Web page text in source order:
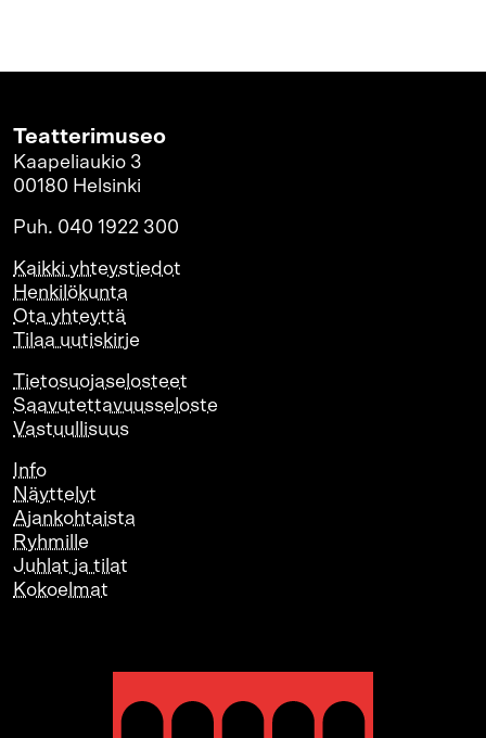
Teatterimuseo
Kaapeliaukio 3
00180 Helsinki
Puh. 040 1922 300
Kaikki yhteystiedot
Henkilökunta
Ota yhteyttä
Tilaa uutiskirje
Tietosuojaselosteet
Saavutettavuusseloste
Vastuullisuus
Info
Näyttelyt
Ajankohtaista
Ryhmille
Juhlat ja tilat
Kokoelmat